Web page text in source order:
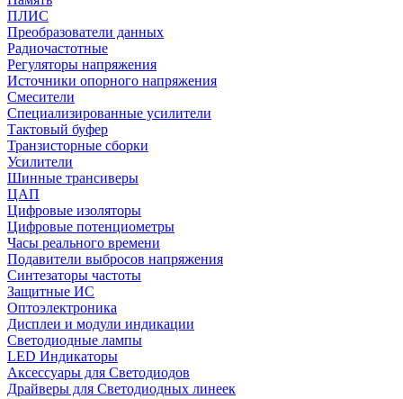
ПЛИС
Преобразователи данных
Радиочастотные
Регуляторы напряжения
Источники опорного напряжения
Смесители
Специализированные усилители
Тактовый буфер
Транзисторные сборки
Усилители
Шинные трансиверы
ЦАП
Цифровые изоляторы
Цифровые потенциометры
Часы реального времени
Подавители выбросов напряжения
Синтезаторы частоты
Защитные ИС
Оптоэлектроника
Дисплеи и модули индикации
Светодиодные лампы
LED Индикаторы
Аксессуары для Светодиодов
Драйверы для Светодиодных линеек